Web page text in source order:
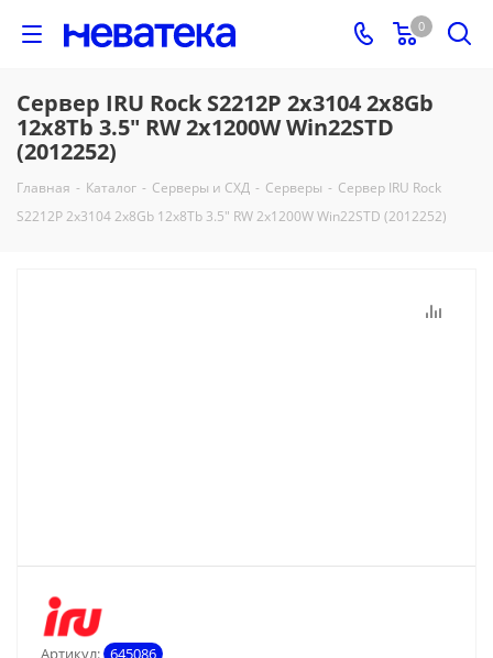
0
Сервер IRU Rock S2212P 2x3104 2x8Gb
12x8Tb 3.5" RW 2x1200W Win22STD
(2012252)
Главная - Каталог - Серверы и СХД - Серверы - Сервер IRU Rock
S2212P 2x3104 2x8Gb 12x8Tb 3.5" RW 2x1200W Win22STD (2012252)
Артикул: 645086